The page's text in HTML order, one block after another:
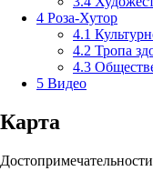
4 Роза-Хутор
4.1
4.2 Тропа
4.3
5 Видео
Карта